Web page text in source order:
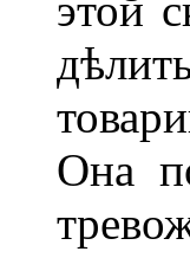
этой
Она